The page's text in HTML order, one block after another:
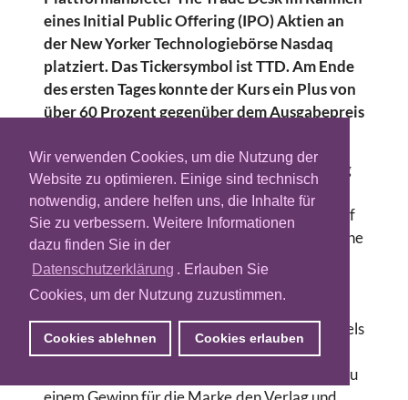
Wir verwenden Cookies, um die Nutzung der
Website zu optimieren. Einige sind technisch
notwendig, andere helfen uns, die Inhalte für
Sie zu verbessern. Weitere Informationen
dazu finden Sie in der
Datenschutzerklärung . Erlauben Sie
Cookies, um der Nutzung zuzustimmen.
Cookies ablehnen Cookies erlauben
eines Initial Public Offering (IPO) Aktien an
der New Yorker Technologiebörse Nasdaq
platziert. Das Tickersymbol ist TTD. Am Ende
des ersten Tages konnte der Kurs ein Plus von
über 60 Prozent gegenüber dem Ausgabepreis
Jeff
Green
„Das ist ein ganz wichtiger Tag
für unser Unternehmen“,
kommentiert Jeff Green, Chief
Executive Office (CEO) von The
Trade Desk, den ersten
Handelstag. „Unser
Börsendebut an der Nasdaq wird uns dabei
unterstützen, weiterhin die Zukunft des Handels
mit Werbeplätzen ganz aktiv zu gestalten.
Unsere Mission ist es, jede sichtbare Anzeige zu